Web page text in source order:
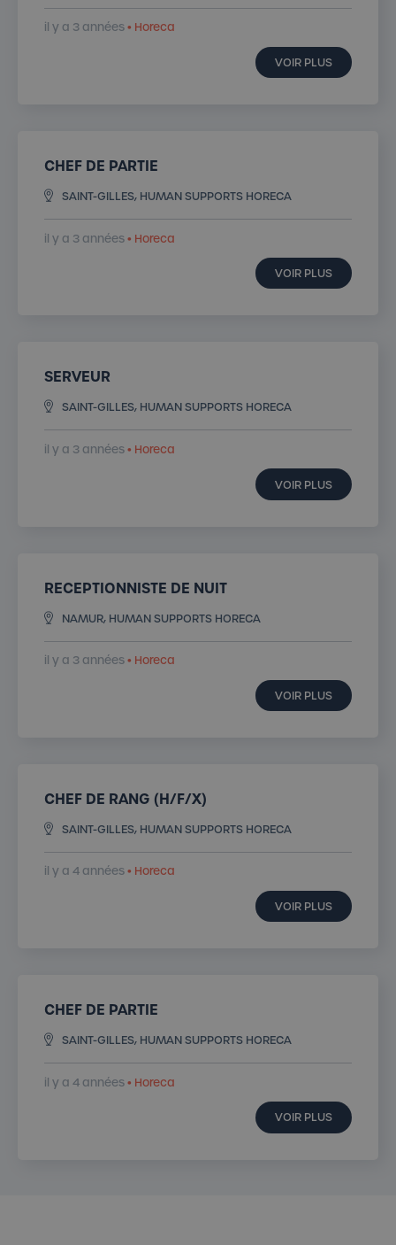
il y a 3 années• Horeca
VOIR PLUS
CHEF DE PARTIE
SAINT-GILLES, HUMAN SUPPORTS HORECA
il y a 3 années• Horeca
VOIR PLUS
SERVEUR
SAINT-GILLES, HUMAN SUPPORTS HORECA
il y a 3 années• Horeca
VOIR PLUS
RECEPTIONNISTE DE NUIT
NAMUR, HUMAN SUPPORTS HORECA
il y a 3 années• Horeca
VOIR PLUS
CHEF DE RANG (H/F/X)
SAINT-GILLES, HUMAN SUPPORTS HORECA
il y a 4 années• Horeca
VOIR PLUS
CHEF DE PARTIE
SAINT-GILLES, HUMAN SUPPORTS HORECA
il y a 4 années• Horeca
VOIR PLUS